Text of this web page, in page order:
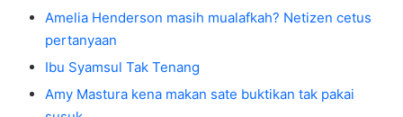
Amelia Henderson masih mualafkah? Netizen cetus
pertanyaan
Ibu Syamsul Tak Tenang
Amy Mastura kena makan sate buktikan tak pakai